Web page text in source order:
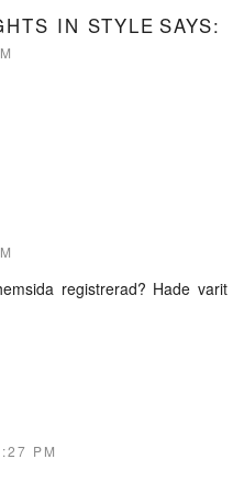
IN STYLE SAYS:
registrerad? Hade varit
PM